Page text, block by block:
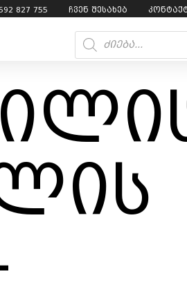
827 755 ჩვენ შესახებ